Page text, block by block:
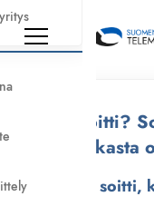
Kuka soitti?
Kuka